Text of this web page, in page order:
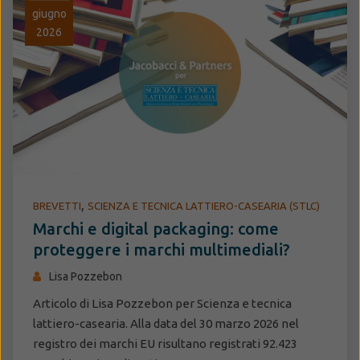
giugno
2026
BREVETTI, SCIENZA E TECNICA LATTIERO-CASEARIA (STLC)
Marchi e digital packaging: come
proteggere i marchi multimediali?
Lisa Pozzebon
Articolo di Lisa Pozzebon per Scienza e tecnica
lattiero-casearia. Alla data del 30 marzo 2026 nel
registro dei marchi EU risultano registrati 92.423